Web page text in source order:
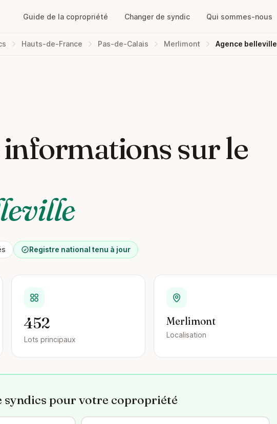
Guide de la copropriété Changer de syndic Qui sommes-nous
Hauts-de-France Pas-de-Calais Merlimont Agence belleville
informations sur le
Registre national tenu à jour
452
Lots principaux
Merlimont
Localisation
syndics pour votre copropriété